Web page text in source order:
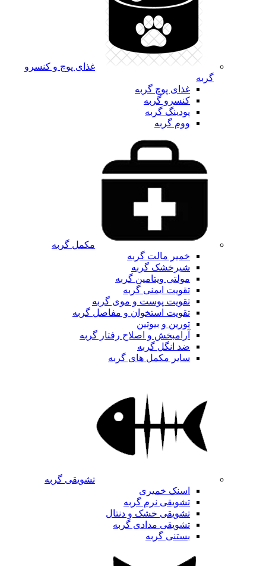
غذای پوچ و کنسرو
گربه
غذای پوچ گربه
کنسرو گربه
پودینگ گربه
ووم گربه
مکمل گربه
خمیر مالت گربه
شیرخشک گربه
مولتی ویتامین گربه
تقویت ایمنی گربه
تقویت پوست و موی گربه
تقویت استخوان و مفاصل گربه
تورین و بیوتین
آرامبخش و اصلاح رفتار گربه
ضد انگل گربه
سایر مکمل های گربه
تشویقی گربه
اسنک خمیری
تشویقی نرم گربه
تشویقی خشک و دنتال
تشویقی مدادی گربه
بستنی گربه